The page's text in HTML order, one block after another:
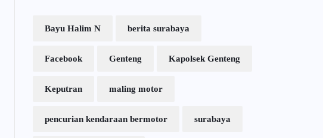
Bayu Halim N berita surabaya
Facebook Genteng Kapolsek Genteng
Keputran maling motor
pencurian kendaraan bermotor surabaya